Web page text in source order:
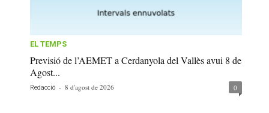
EL TEMPS
Previsió de l’AEMET a Cerdanyola del Vallès avui 8 de
Agost...
Redacció - 8 d'agost de 2026 0